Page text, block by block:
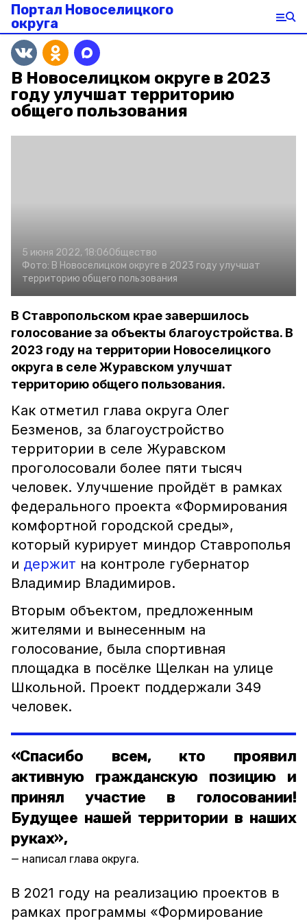
Портал Новоселицкого
округа
В Новоселицком округе в 2023
году улучшат территорию
общего пользования
5 июня 2022, 18:06Общество
Фото: В Новоселицком округе в 2023 году улучшат
территорию общего пользования
В Ставропольском крае завершилось
голосование за объекты благоустройства. В
2023 году на территории Новоселицкого
округа в селе Журавском улучшат
территорию общего пользования.
Как отметил глава округа Олег
Безменов, за благоустройство
территории в селе Журавском
проголосовали более пяти тысяч
человек. Улучшение пройдёт в рамках
федерального проекта «Формирования
комфортной городской среды»,
который курирует миндор Ставрополья
и держит на контроле губернатор
Владимир Владимиров.
Вторым объектом, предложенным
жителями и вынесенным на
голосование, была спортивная
площадка в посёлке Щелкан на улице
Школьной. Проект поддержали 349
человек.
«Спасибо всем, кто проявил
активную гражданскую позицию и
принял участие в голосовании!
Будущее нашей территории в наших
руках»,
написал глава округа.
В 2021 году на реализацию проектов в
рамках программы «Формирование